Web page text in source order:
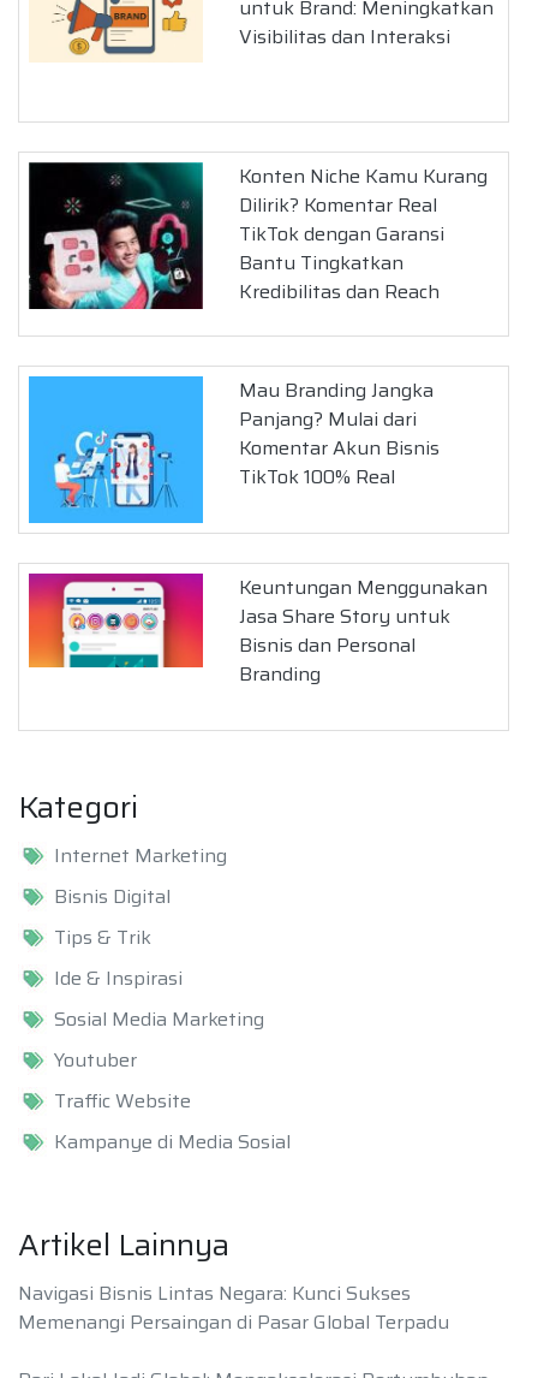
untuk Brand: Meningkatkan
Visibilitas dan Interaksi
Konten Niche Kamu Kurang
Dilirik? Komentar Real
TikTok dengan Garansi
Bantu Tingkatkan
Kredibilitas dan Reach
Mau Branding Jangka
Panjang? Mulai dari
Komentar Akun Bisnis
TikTok 100% Real
Keuntungan Menggunakan
Jasa Share Story untuk
Bisnis dan Personal
Branding
Kategori
Internet Marketing
Bisnis Digital
Tips & Trik
Ide & Inspirasi
Sosial Media Marketing
Youtuber
Traffic Website
Kampanye di Media Sosial
Artikel Lainnya
Navigasi Bisnis Lintas Negara: Kunci Sukses
Memenangi Persaingan di Pasar Global Terpadu